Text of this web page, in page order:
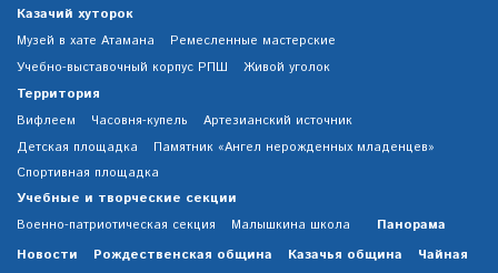
Казачий хуторок
Музей в хате Атамана
Ремесленные мастерские
Учебно-выставочный корпус РПШ
Живой уголок
Территория
Вифлеем Часовня-купель
Артезианский источник
Детская площадка
Памятник «Ангел нерожденных младенцев»
Спортивная площадка
Учебные и творческие секции
Военно-патриотическая секция Малышкина школа
Панорама
Новости
Рождественская община Казачья община
Чайная